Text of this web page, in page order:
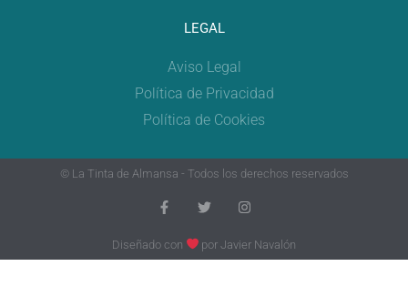
LEGAL
Aviso Legal
Política de Privacidad
Política de Cookies
© La Tinta de Almansa - Todos los derechos reservados
Diseñado con porJavier Navalón